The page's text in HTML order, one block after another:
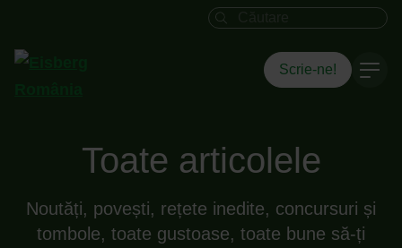
Câmpul de căutare
Scrie-ne!
Toate articolele
Noutăți, povești, rețete inedite, concursuri și
tombole, toate gustoase, toate bune să-ți